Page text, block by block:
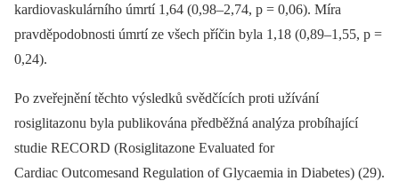
kardiovaskulárního úmrtí 1,64 (0,98–2,74, p = 0,06). Míra
pravděpodobnosti úmrtí ze všech příčin byla 1,18 (0,89–1,55, p =
0,24).
Po zveřejnění těchto výsledků svědčících proti užívání
rosiglitazonu byla publikována předběžná analýza probíhající
studie RECORD (Rosiglitazone Evaluated for
Cardiac Outcomesand Regulation of Glycaemia in Diabetes) (29).